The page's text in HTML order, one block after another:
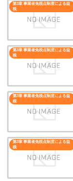
第3章 事業者免税点制度による益
税
第3章 事業者免税点制度による益
税
第3章 事業者免税点制度による益
税
第3章 事業者免税点制度による益
税